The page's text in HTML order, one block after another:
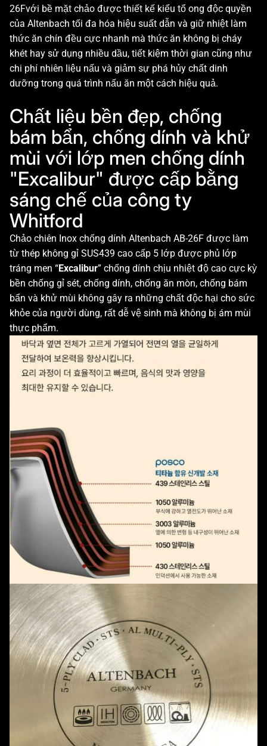
26Fvới bề mặt chảo được thiết kế kiểu tổ ong độc quyền
của Altenbach tối đa hóa hiệu suất dẫn và giữ nhiệt làm
thức ăn chín đều cực nhanh mà thức ăn không bị cháy
khét hay sử dụng nhiều dầu, tiết kiệm thời gian cũng như
chi phí nhiên liệu nấu và giảm sự phá hủy chất dinh
dưỡng trong quá trình nấu ăn một cách hiệu quả.
Chất liệu bền đẹp, chống
bám bẩn, chống dính và khử
mùi với lớp men chống dính
"Excalibur" được cấp bằng
sáng chế của công ty
Whitford
Chảo chiên Inox chống dính Altenbach AB-26F được làm
từ thép không gỉ SUS439 cao cấp 5 lớp được phủ lớp
tráng men “Excalibur” chống dính chịu nhiệt độ cao cực kỳ
bền chống gỉ sét, chống dính, chống ăn mòn, chống bám
bẩn và khử mùi không gây ra những chất độc hại cho sức
khỏe của người dùng, rất dễ vệ sinh mà không bị ám mùi
thực phẩm.